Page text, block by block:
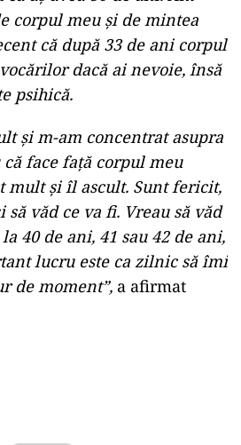
corpul meu şi de mintea
că după 33 de ani corpul
dacă ai nevoie, însă
psihică.
şi m-am concentrat asupra
că face faţă corpul meu
mult şi îl ascult. Sunt fericit,
să văd ce va fi. Vreau să văd
40 de ani, 41 sau 42 de ani,
lucru este ca zilnic să îmi
de moment”, a afirmat